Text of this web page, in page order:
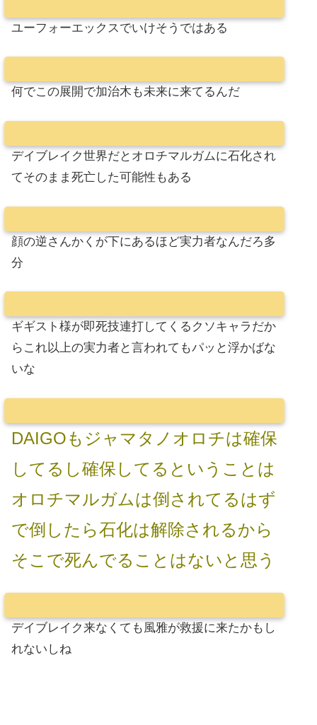
ユーフォーエックスでいけそうではある
何でこの展開で加治木も未来に来てるんだ
デイブレイク世界だとオロチマルガムに石化され
てそのまま死亡した可能性もある
顔の逆さんかくが下にあるほど実力者なんだろ多
分
ギギスト様が即死技連打してくるクソキャラだか
らこれ以上の実力者と言われてもパッと浮かばな
いな
DAIGOもジャマタノオロチは確保
してるし確保してるということは
オロチマルガムは倒されてるはず
で倒したら石化は解除されるから
そこで死んでることはないと思う
デイブレイク来なくても風雅が救援に来たかもし
れないしね